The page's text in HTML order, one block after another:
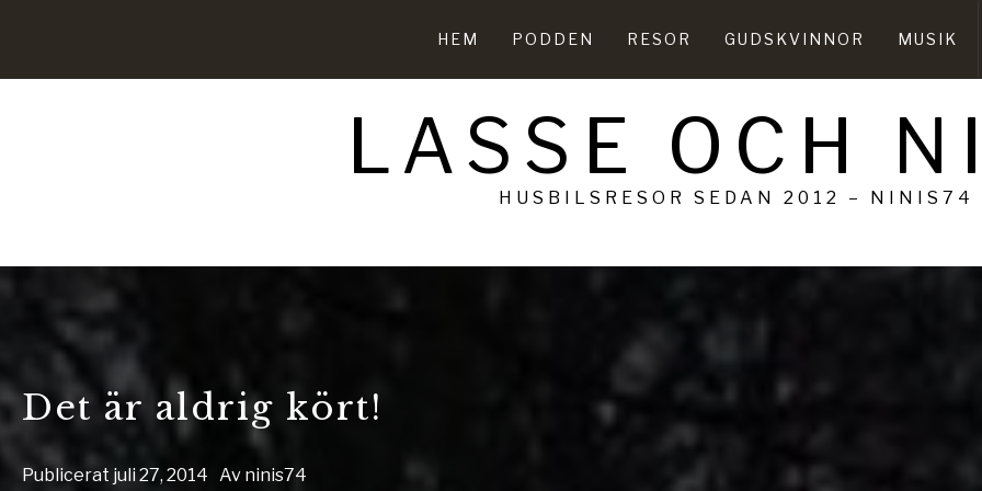
HEM PODDEN RESOR GUDSKVINNOR MUSIK
LASSE OCH
HUSBILSRESOR SEDAN 2012 – NINIS74
Det är aldrig kört!
Publicerat juli 27, 2014 Av ninis74